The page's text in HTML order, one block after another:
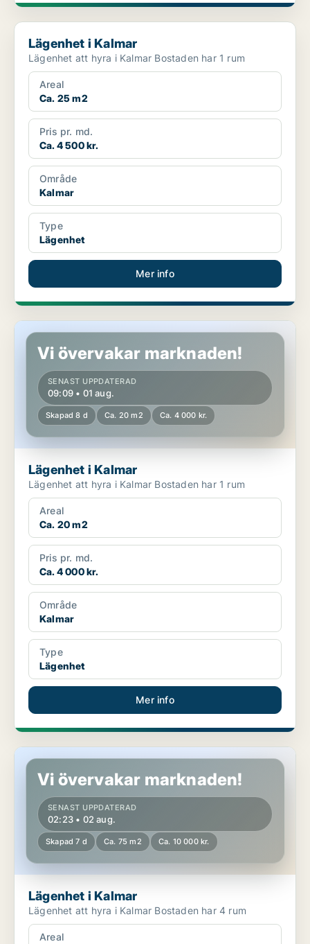
Lägenhet i Kalmar
Lägenhet i Kalmar
Lägenhet att hyra i Kalmar Bostaden har 1 rum
Areal
Ca. 25 m2
Pris pr. md.
Ca. 4 500 kr.
Område
Kalmar
Type
Lägenhet
Mer info
Lägenhet i Kalmar
Vi övervakar marknaden!
SENAST UPPDATERAD
09:09 • 01 aug.
Skapad 8 d Ca. 20 m2 Ca. 4 000 kr.
Lägenhet i Kalmar
Lägenhet att hyra i Kalmar Bostaden har 1 rum
Areal
Ca. 20 m2
Pris pr. md.
Ca. 4 000 kr.
Område
Kalmar
Type
Lägenhet
Mer info
Lägenhet i Kalmar
Vi övervakar marknaden!
SENAST UPPDATERAD
02:23 • 02 aug.
Skapad 7 d Ca. 75 m2 Ca. 10 000 kr.
Lägenhet i Kalmar
Lägenhet att hyra i Kalmar Bostaden har 4 rum
Areal